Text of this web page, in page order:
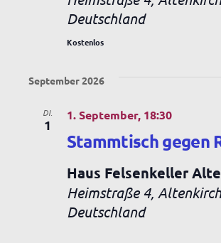
Deutschland
Kostenlos
September 2026
DI.
1
Stammtisch gegen
1. September, 18:30
Haus Felsenkeller
Heimstraße 4,
Deutschland